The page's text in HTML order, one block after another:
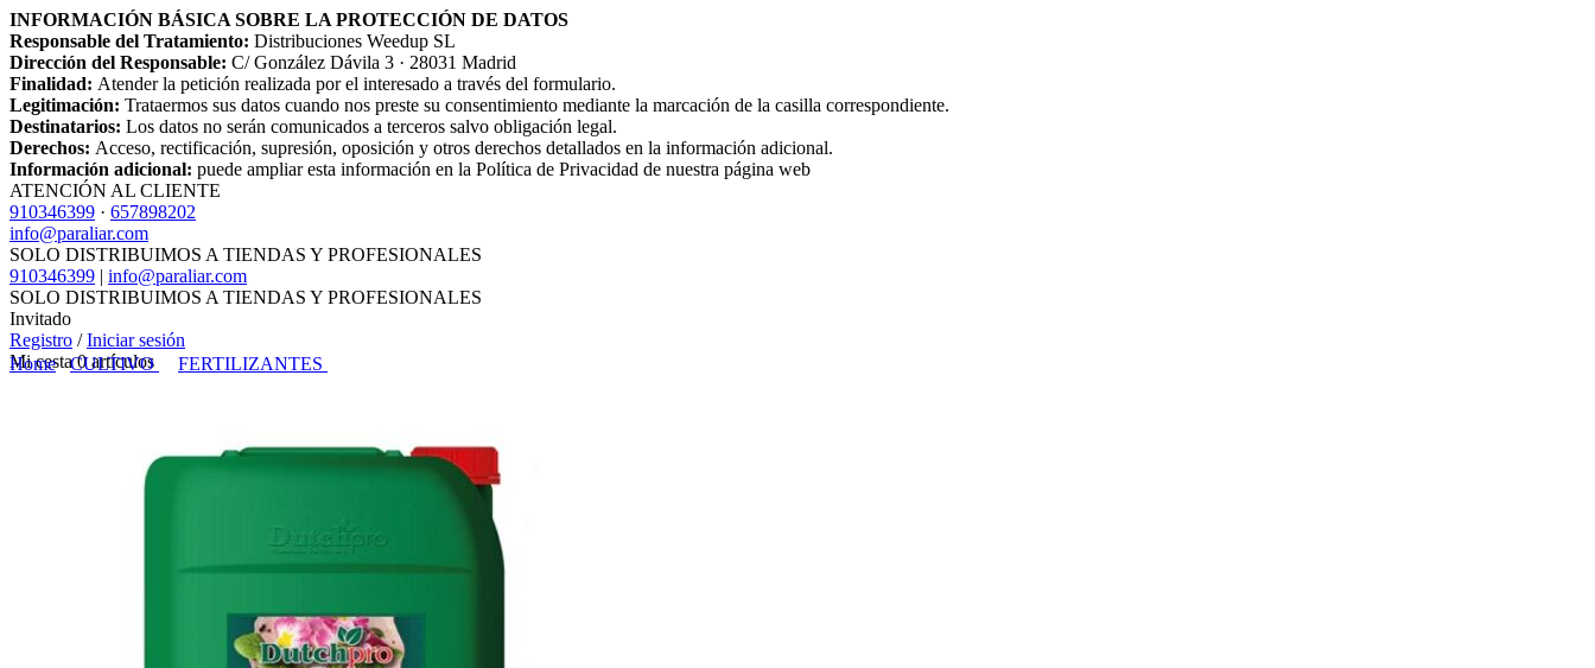
INFORMACIÓN BÁSICA SOBRE LA PROTECCIÓN DE DATOS
Responsable del Tratamiento: Distribuciones Weedup SL
Dirección del Responsable: C/ González Dávila 3 · 28031 Madrid
Finalidad: Atender la petición realizada por el interesado a través del formulario.
Legitimación: Trataermos sus datos cuando nos preste su consentimiento mediante la marcación de la casilla correspondiente.
Destinatarios: Los datos no serán comunicados a terceros salvo obligación legal.
Derechos: Acceso, rectificación, supresión, oposición y otros derechos detallados en la información adicional.
Información adicional: puede ampliar esta información en la Política de Privacidad de nuestra página web
ATENCIÓN AL CLIENTE
910346399 · 657898202
info@paraliar.com
SOLO DISTRIBUIMOS A TIENDAS Y PROFESIONALES
910346399 | info@paraliar.com
SOLO DISTRIBUIMOS A TIENDAS Y PROFESIONALES
Invitado
Registro /Iniciar sesión
Mi cesta0artículos
Home CULTIVO FERTILIZANTES